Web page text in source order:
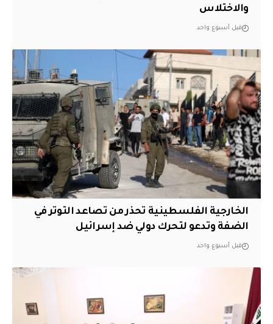
والاختلاس
قبل أسبوع واحد
الخارجية الفلسطينية تحذر من تصاعد التوتر في
الضفة وتدعو لتحرك دولي ضد إسرائيل
قبل أسبوع واحد